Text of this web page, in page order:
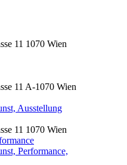
11 1070 Wien
11 A-1070 Wien
Ausstellung
11 1070 Wien
Performance,